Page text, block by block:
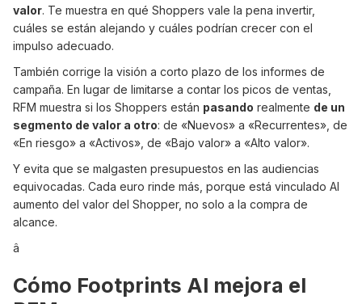
valor. Te muestra en qué Shoppers vale la pena invertir,
cuáles se están alejando y cuáles podrían crecer con el
impulso adecuado.
También corrige la visión a corto plazo de los informes de
campaña. En lugar de limitarse a contar los picos de ventas,
RFM muestra si los Shoppers están pasando realmente de un
segmento de valor a otro: de «Nuevos» a «Recurrentes», de
«En riesgo» a «Activos», de «Bajo valor» a «Alto valor».
Y evita que se malgasten presupuestos en las audiencias
equivocadas. Cada euro rinde más, porque está vinculado AI
aumento del valor del Shopper, no solo a la compra de
alcance.
â
Cómo Footprints AI mejora el